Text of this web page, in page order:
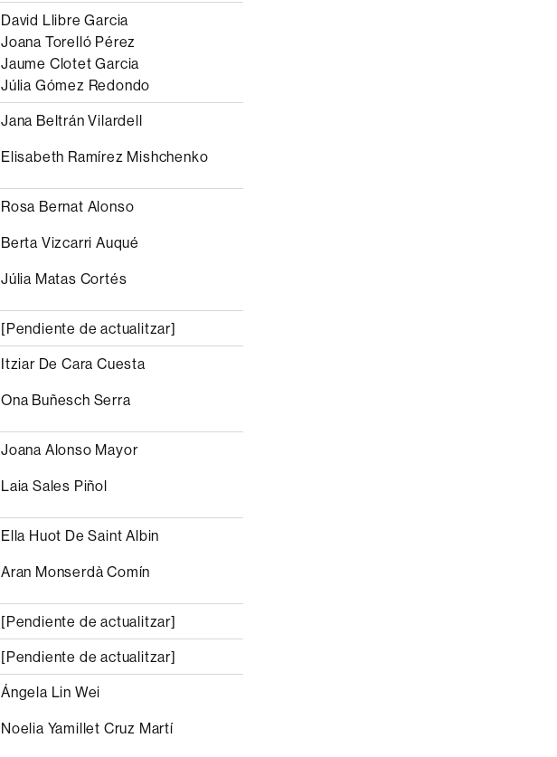
David Llibre Garcia
Joana Torelló Pérez
Jaume Clotet Garcia
Júlia Gómez Redondo
Jana Beltrán Vilardell
Elisabeth Ramírez Mishchenko
Rosa Bernat Alonso
Berta Vizcarri Auqué
Júlia Matas Cortés
[Pendiente de actualitzar]
Itziar De Cara Cuesta
Ona Buñesch Serra
Joana Alonso Mayor
Laia Sales Piñol
Ella Huot De Saint Albin
Aran Monserdà Comín
[Pendiente de actualitzar]
[Pendiente de actualitzar]
Ángela Lin Wei
Noelia Yamillet Cruz Martí